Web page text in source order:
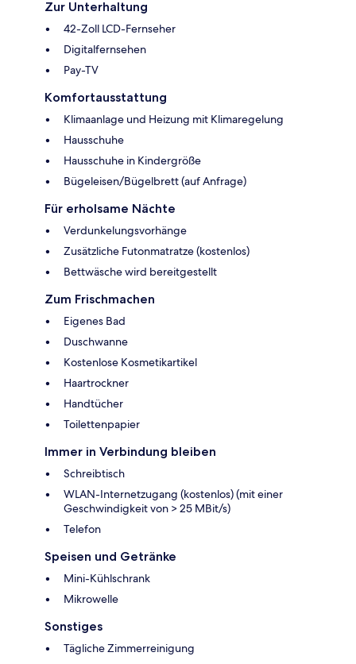
Zur Unterhaltung
42-Zoll LCD-Fernseher
Digitalfernsehen
Pay-TV
Komfortausstattung
Klimaanlage und Heizung mit Klimaregelung
Hausschuhe
Hausschuhe in Kindergröße
Bügeleisen/Bügelbrett (auf Anfrage)
Für erholsame Nächte
Verdunkelungsvorhänge
Zusätzliche Futonmatratze (kostenlos)
Bettwäsche wird bereitgestellt
Zum Frischmachen
Eigenes Bad
Duschwanne
Kostenlose Kosmetikartikel
Haartrockner
Handtücher
Toilettenpapier
Immer in Verbindung bleiben
Schreibtisch
WLAN-Internetzugang (kostenlos) (mit einer
Geschwindigkeit von > 25 MBit/s)
Telefon
Speisen und Getränke
Mini-Kühlschrank
Mikrowelle
Sonstiges
Tägliche Zimmerreinigung